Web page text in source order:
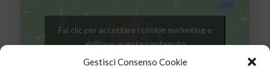
Gestisci Consenso Cookie
Fai clic per accettare i cookie marketing e
abilitare questo contenuto